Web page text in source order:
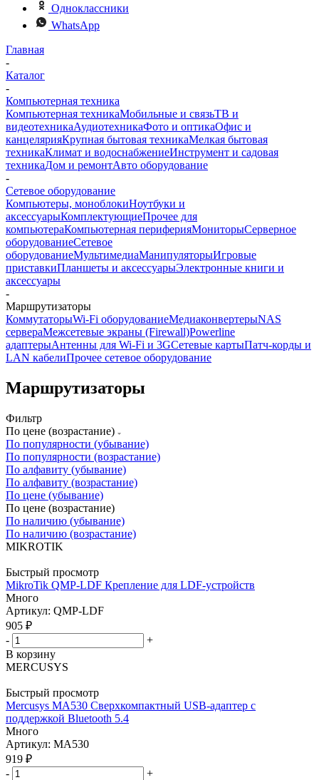
Одноклассники
WhatsApp
Главная
-
Каталог
-
Компьютерная техника
Компьютерная техникаМобильные и связьТВ и
видеотехникаАудиотехникаФото и оптикаОфис и
канцелярияКрупная бытовая техникаМелкая бытовая
техникаКлимат и водоснабжениеИнструмент и садовая
техникаДом и ремонтАвто оборудование
-
Сетевое оборудование
Компьютеры, моноблокиНоутбуки и
аксессуарыКомплектующиеПрочее для
компьютераКомпьютерная периферияМониторыСерверное
оборудованиеСетевое
оборудованиеМультимедиаМанипуляторыИгровые
приставкиПланшеты и аксессуарыЭлектронные книги и
аксессуары
-
Маршрутизаторы
КоммутаторыWi-Fi оборудованиеМедиаконвертерыNAS
сервераМежсетевые экраны (Firewall)Powerline
адаптерыАнтенны для Wi-Fi и 3GСетевые картыПатч-корды и
LAN кабелиПрочее сетевое оборудование
Маршрутизаторы
Фильтр
По цене (возрастание)
По популярности (убывание)
По популярности (возрастание)
По алфавиту (убывание)
По алфавиту (возрастание)
По цене (убывание)
По цене (возрастание)
По наличию (убывание)
По наличию (возрастание)
MIKROTIK
Быстрый просмотр
MikroTik QMP-LDF Крепление для LDF-устройств
Много
Артикул: QMP-LDF
905 ₽
-
+
В корзину
MERCUSYS
Быстрый просмотр
Mercusys MA530 Сверхкомпактный USB-адаптер с
поддержкой Bluetooth 5.4
Много
Артикул: MA530
919 ₽
-
+